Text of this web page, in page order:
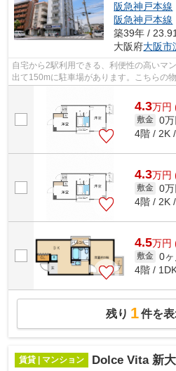
阪急神戸本線
阪急神戸本線
築39年 /
大阪府大阪市
自宅から2駅利用できる、利便性の高いマ
出て150mに駐車場があります。こちらの
4.3万円
敷金 0万
4階 / 2K
4.3万円
敷金 0万
4階 / 2K
4.5万円
敷金 0ヶ
4階 /
残り 1件を
賃貸 | マンション Dolce Vita 新